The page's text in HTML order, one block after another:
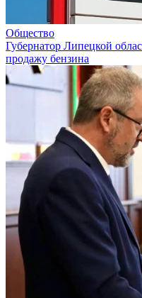
Общество
Губернатор Липецкой
продажу бензина